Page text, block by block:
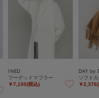
INED
フーデッドマフラー
￥7,150(税込)
ソフト
￥